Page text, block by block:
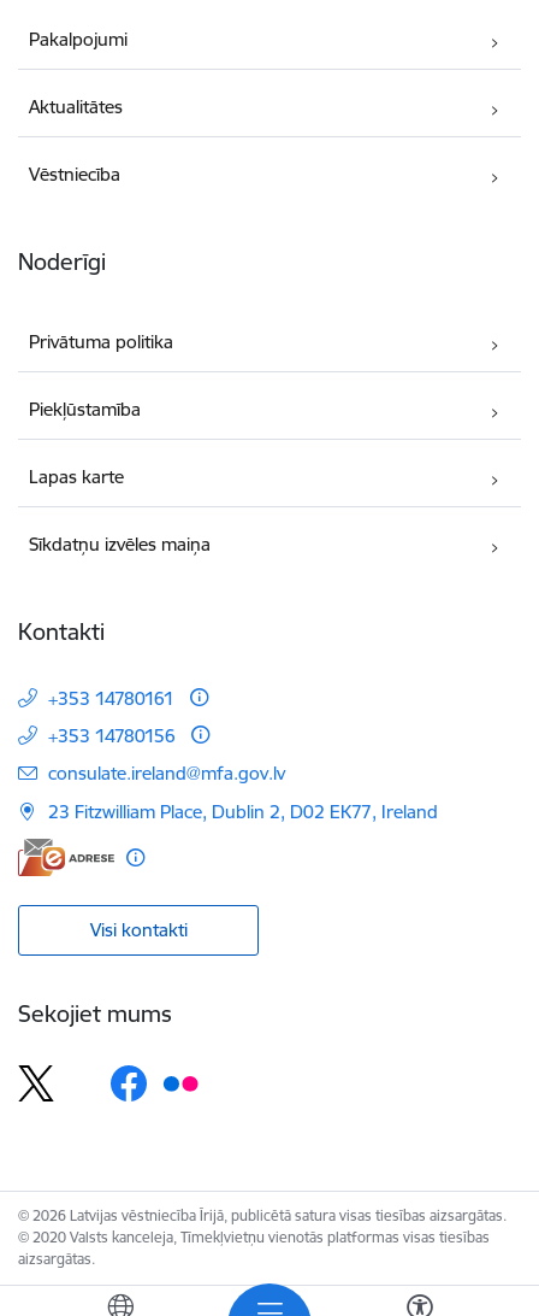
Pakalpojumi
Aktualitātes
Vēstniecība
Noderīgi
Privātuma politika
Piekļūstamība
Lapas karte
Sīkdatņu izvēles maiņa
Kontakti
+353 14780161
+353 14780156
E-pasts:
consulate.ireland@mfa.gov.lv
23 Fitzwilliam Place, Dublin 2, D02 EK77, Ireland
Visi kontakti
Sekojiet mums
© 2026 Latvijas vēstniecība Īrijā, publicētā satura visas tiesības aizsargātas.
© 2020 Valsts kanceleja, Tīmekļvietņu vienotās platformas visas tiesības
aizsargātas.